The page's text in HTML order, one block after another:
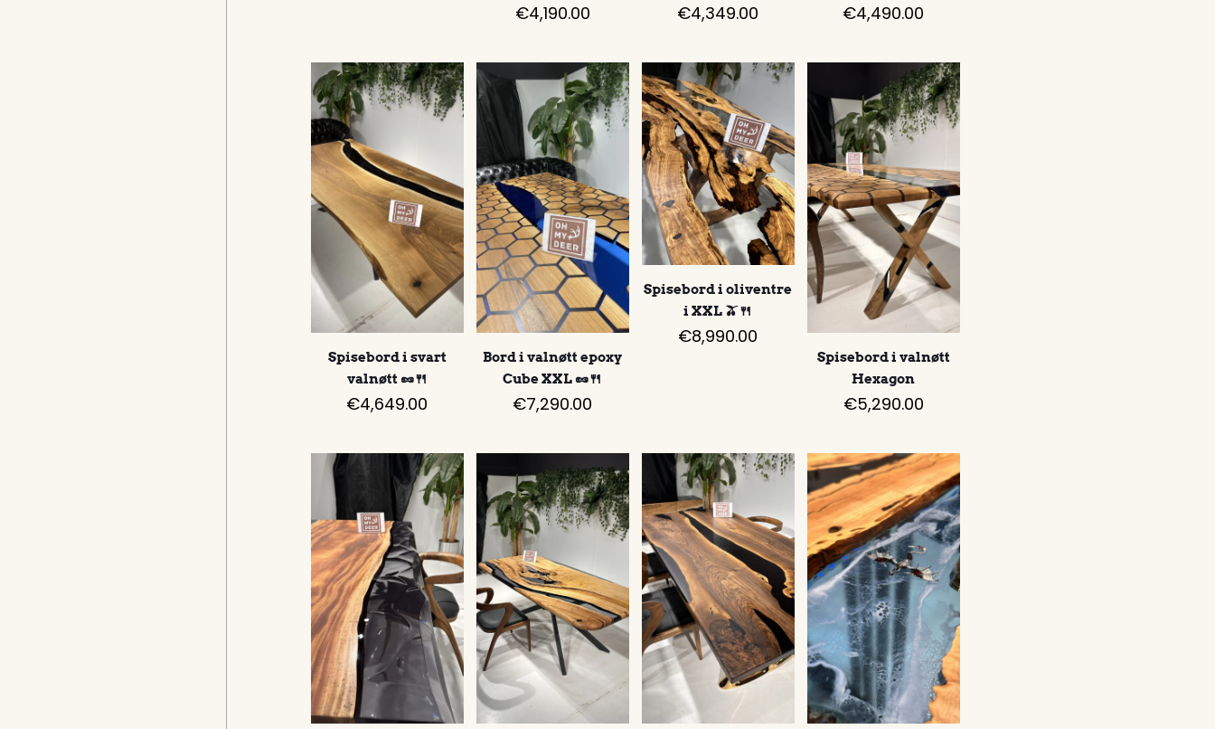
€4,190.00 €4,349.00 €4,490.00
Spisebord i svart
valnøtt 🥜🍴
€4,649.00
Bord i valnøtt epoxy
Cube XXL 🥜🍴
€7,290.00
Spisebord i oliventre
i XXL 🫒🍴
€8,990.00
Spisebord i valnøtt
Hexagon
€5,290.00